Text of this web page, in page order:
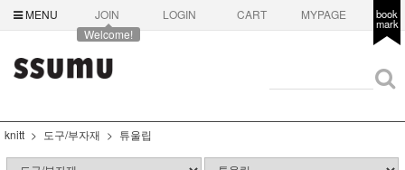
MENU
JOIN
Welcome!
LOGIN CART MYPAGE book
mark
knitt 도구/부자재 튜울립